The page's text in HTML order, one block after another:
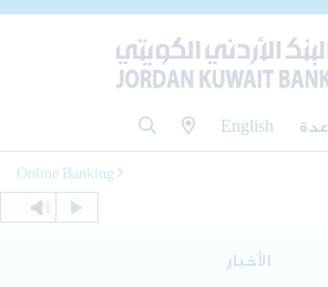
English
Online Banking
الأخبار